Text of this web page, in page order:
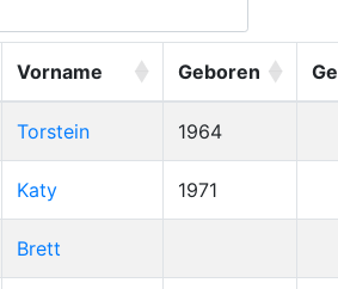
Vorname Geboren
Torstein 1964
Katy 1971
Brett